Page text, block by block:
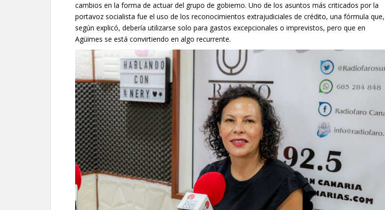
cambios en la forma de actuar del grupo de gobierno. Uno de los asuntos más criticados por la
portavoz socialista fue el uso de los reconocimientos extrajudiciales de crédito, una fórmula que,
según explicó, debería utilizarse solo para gastos excepcionales o imprevistos, pero que en
Agüimes se está convirtiendo en algo recurrente.